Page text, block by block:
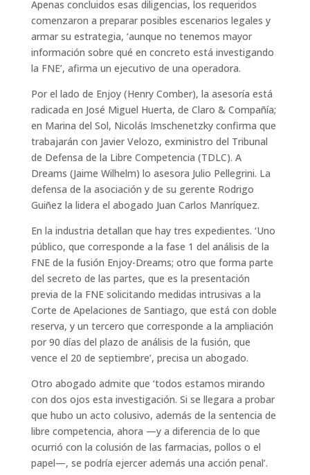
Apenas concluidos esas diligencias, los requeridos
comenzaron a preparar posibles escenarios legales y
armar su estrategia, ‘aunque no tenemos mayor
información sobre qué en concreto está investigando
la FNE’, afirma un ejecutivo de una operadora.
Por el lado de Enjoy (Henry Comber), la asesoría está
radicada en José Miguel Huerta, de Claro & Compañía;
en Marina del Sol, Nicolás Imschenetzky confirma que
trabajarán con Javier Velozo, exministro del Tribunal
de Defensa de la Libre Competencia (TDLC). A
Dreams (Jaime Wilhelm) lo asesora Julio Pellegrini. La
defensa de la asociación y de su gerente Rodrigo
Guiñez la lidera el abogado Juan Carlos Manríquez.
En la industria detallan que hay tres expedientes. ‘Uno
público, que corresponde a la fase 1 del análisis de la
FNE de la fusión Enjoy-Dreams; otro que forma parte
del secreto de las partes, que es la presentación
previa de la FNE solicitando medidas intrusivas a la
Corte de Apelaciones de Santiago, que está con doble
reserva, y un tercero que corresponde a la ampliación
por 90 días del plazo de análisis de la fusión, que
vence el 20 de septiembre’, precisa un abogado.
Otro abogado admite que ‘todos estamos mirando
con dos ojos esta investigación. Si se llegara a probar
que hubo un acto colusivo, además de la sentencia de
libre competencia, ahora —y a diferencia de lo que
ocurrió con la colusión de las farmacias, pollos o el
papel—, se podría ejercer además una acción penal’.